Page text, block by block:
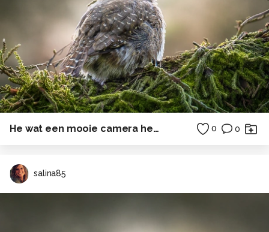
He wat een mooie camera heb je.... 0 0
salina85